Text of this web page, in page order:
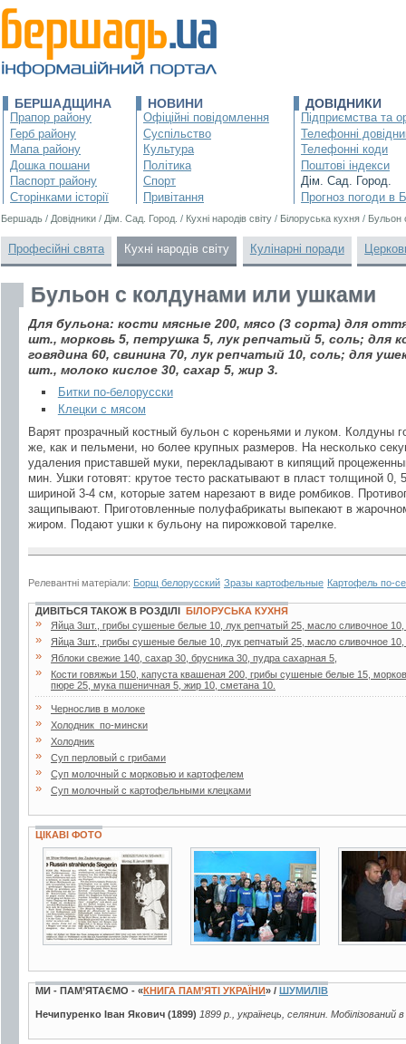
БЕРШАДЩИНА
Прапор району
Герб району
Мапа району
Дошка пошани
Паспорт району
Сторінками історії
НОВИНИ
Офіційні повідомлення
Суспільство
Культура
Політика
Спорт
Привітання
ДОВІДНИКИ
Підприємства та
Телефонні
Телефонні коди
Поштові індекси
Дім. Сад. Город.
Прогноз погоди в
Бершадь / Довідники / Дім. Сад. Город. / Кухні народів світу / Білоруська кухня / Бульон
Професійні свята Кухні народів світу Кулінарні поради
Бульон с колдунами или ушками
Для бульона: кости мясные 200, мясо (3 сорта) для
шт., морковь 5, петрушка 5, лук репчатый 5, соль; для
говядина 60, свинина 70, лук репчатый 10, соль; для
шт., молоко кислое 30, сахар 5, жир 3.
Битки по-белорусски
Клецки с мясом
Варят прозрачный костный бульон с кореньями и луком. Колдуны
же, как и пельмени, но более крупных размеров. На несколько
удаления приставшей муки, перекладывают в кипящий
мин. Ушки готовят: крутое тесто раскатывают в пласт толщиной 0,
шириной 3-4 см, которые затем нарезают в виде ромбиков.
защипывают. Приготовленные полуфабрикаты выпекают в
жиром. Подают ушки к бульону на пирожковой тарелке.
Релевантні матеріали: Борщ белорусский Зразы картофельные Картофель по-
ДИВІТЬСЯ ТАКОЖ В РОЗДІЛІ БІЛОРУСЬКА КУХНЯ
» Яйца 3шт., грибы сушеные белые 10, лук репчатый 25, масло сливочное
» Яйца 3шт., грибы сушеные белые 10, лук репчатый 25, масло сливочное
» Яблоки свежие 140, сахар 30, брусника 30, пудра сахарная 5,
»
Кости говяжьи 150, капуста квашеная 200, грибы сушеные белые 15,
пюре 25, мука пшеничная 5, жир 10, сметана 10.
» Чернослив в молоке
» Холодник_по-мински
» Холодник
» Суп перловый с грибами
» Суп молочный с морковью и картофелем
» Суп молочный с картофельными клецками
ЦІКАВІ ФОТО
20 фото 3 фото
МИ - ПАМ’ЯТАЄМО - «КНИГА ПАМ’ЯТІ УКРАЇНИ» / ШУМИЛІВ
Нечипуренко Іван Якович (1899) 1899 р., українець, селянин.